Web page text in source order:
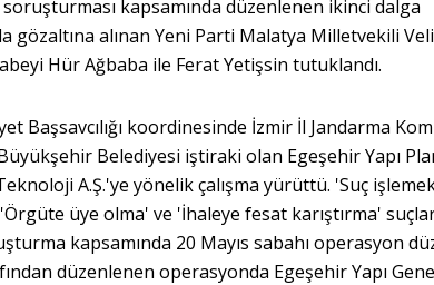
kapsamında düzenlenen ikinci dalga
gözaltına alınan Yeni Parti Malatya Milletvekili Veli
Hür Ağbaba ile Ferat Yetişsin tutuklandı.
Başsavcılığı koordinesinde İzmir İl Jandarma
Belediyesi iştiraki olan Egeşehir Yapı
A.Ş.'ye yönelik çalışma yürüttü. 'Suç
üye olma' ve 'İhaleye fesat karıştırma'
kapsamında 20 Mayıs sabahı operasyon
düzenlenen operasyonda Egeşehir Yapı